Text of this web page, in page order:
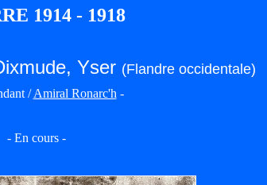
1914 - 1918
Yser (Flandre occidentale)
/Amiral Ronarc'h -
- En cours -